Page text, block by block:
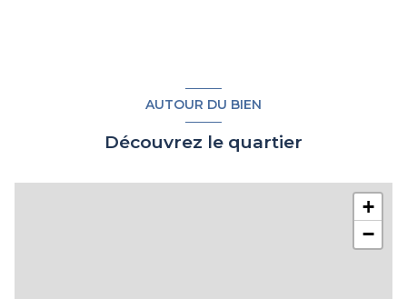
AUTOUR DU BIEN
Découvrez le quartier
+
−